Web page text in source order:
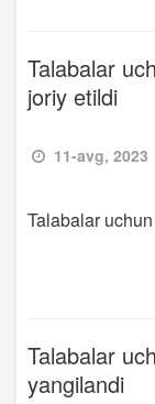
Talabalar
joriy etildi
11-avg, 2023
Talabalar
Talabalar
yangilandi